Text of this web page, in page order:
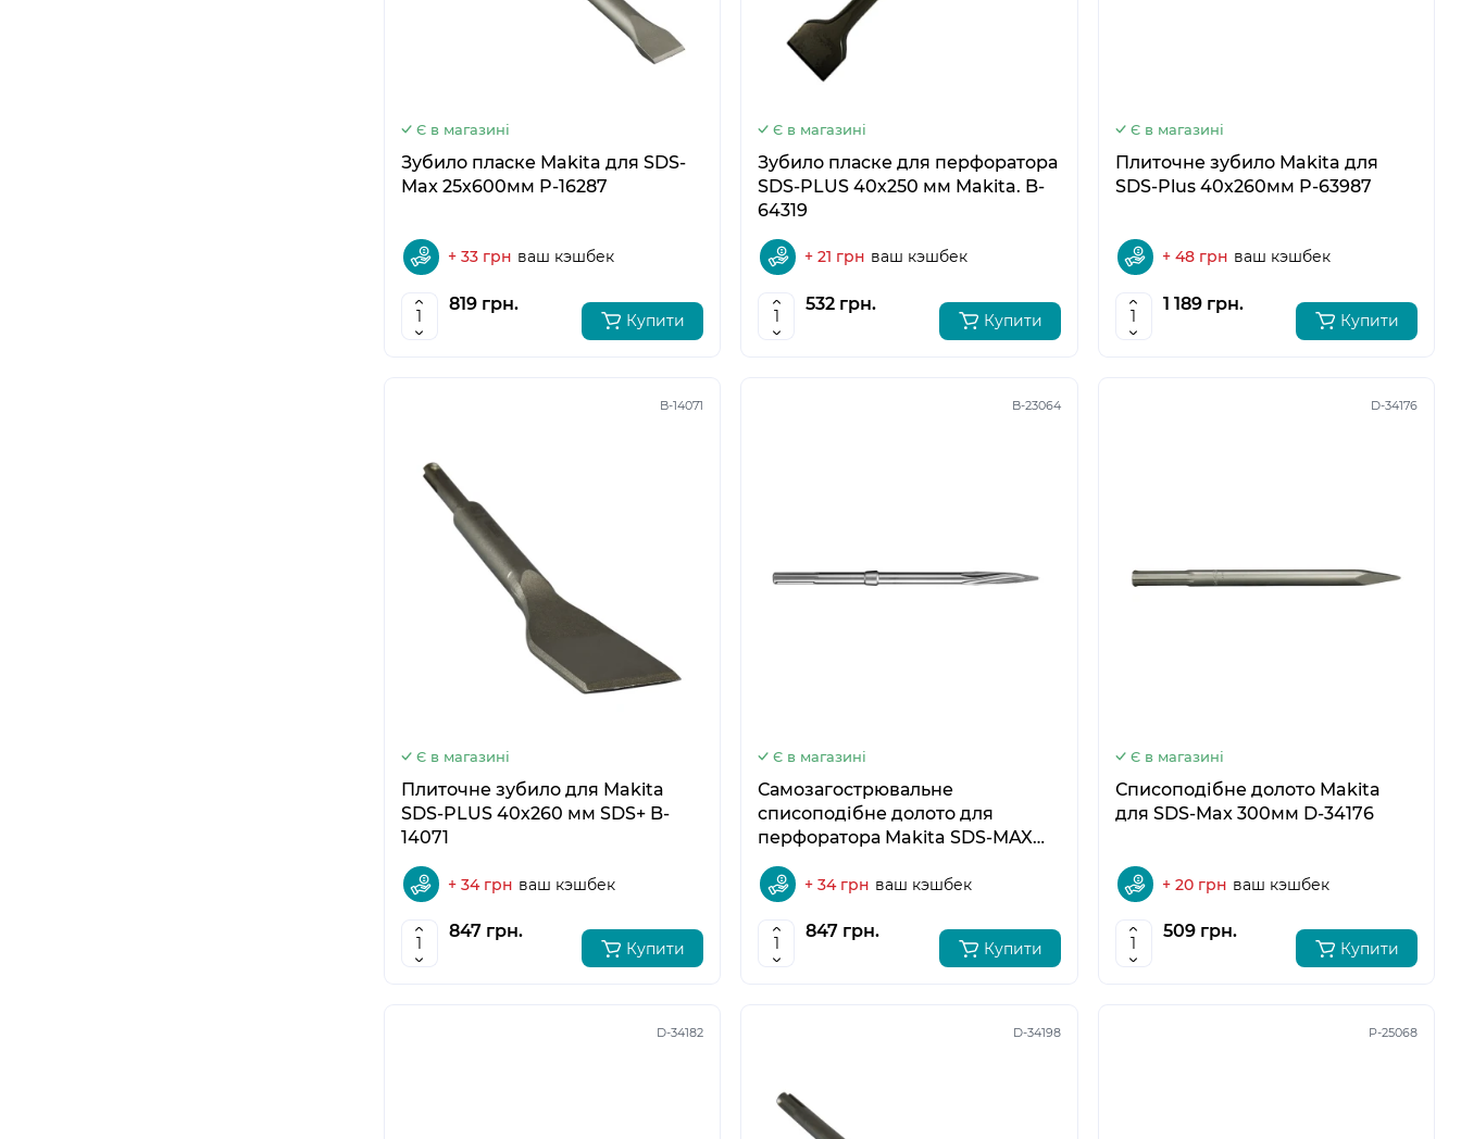
Є в магазині
Зубило пласке Makita для SDS-
Max 25х600мм P-16287
+ 33 грн ваш кэшбек
819 грн.
Купити
Є в магазині
Зубило пласке для перфоратора
SDS-PLUS 40х250 мм Makita. B-
64319
+ 21 грн ваш кэшбек
532 грн.
Купити
Є в магазині
Плиточне зубило Makita для
SDS-Plus 40х260мм P-63987
+ 48 грн ваш кэшбек
1 189 грн.
Купити
B-14071
Є в магазині
Плиточне зубило для Makita
SDS-PLUS 40х260 мм SDS+ B-
14071
+ 34 грн ваш кэшбек
847 грн.
Купити
B-23064
Є в магазині
Самозагострювальне
списоподібне долото для
перфоратора Makita SDS-MAX
400 мм B-23064
+ 34 грн ваш кэшбек
847 грн.
Купити
D-34176
Є в магазині
Списоподібне долото Makita
для SDS-Max 300мм D-34176
+ 20 грн ваш кэшбек
509 грн.
Купити
D-34182 D-34198 P-25068